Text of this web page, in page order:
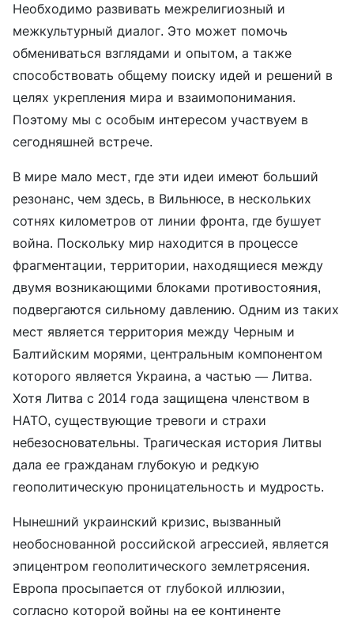
Необходимо развивать межрелигиозный и
межкультурный диалог. Это может помочь
обмениваться взглядами и опытом, а также
способствовать общему поиску идей и решений в
целях укрепления мира и взаимопонимания.
Поэтому мы с особым интересом участвуем в
сегодняшней встрече.
В мире мало мест, где эти идеи имеют больший
резонанс, чем здесь, в Вильнюсе, в нескольких
сотнях километров от линии фронта, где бушует
война. Поскольку мир находится в процессе
фрагментации, территории, находящиеся между
двумя возникающими блоками противостояния,
подвергаются сильному давлению. Одним из таких
мест является территория между Черным и
Балтийским морями, центральным компонентом
которого является Украина, а частью — Литва.
Хотя Литва с 2014 года защищена членством в
НАТО, существующие тревоги и страхи
небезосновательны. Трагическая история Литвы
дала ее гражданам глубокую и редкую
геополитическую проницательность и мудрость.
Нынешний украинский кризис, вызванный
необоснованной российской агрессией, является
эпицентром геополитического землетрясения.
Европа просыпается от глубокой иллюзии,
согласно которой войны на ее континенте